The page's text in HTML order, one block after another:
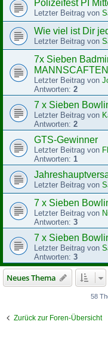
Polizeifest PI
Letzter Beitrag von
Wie viel ist Dir
Letzter Beitrag von
7x Sieben
Letzter Beitrag von
Antworten: 2
7 x Sieben
Letzter Beitrag von
Antworten: 2
GTS-Gewinner
Letzter Beitrag von
Antworten: 1
Letzter Beitrag von
7 x Sieben
Letzter Beitrag von
Antworten: 3
7 x Sieben
Letzter Beitrag von
Antworten: 3
Neues Thema
58
Zurück zur Foren-Übersicht